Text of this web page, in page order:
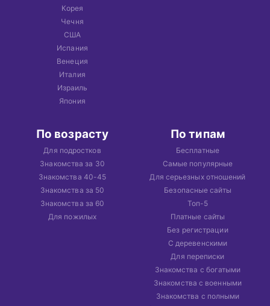
Корея
Чечня
США
Испания
Венеция
Италия
Израиль
Япония
По возрасту
Для подростков
Знакомства за 30
Знакомства 40-45
Знакомства за 50
Знакомства за 60
Для пожилых
По типам
Бесплатные
Самые популярные
Для серьезных отношений
Безопасные сайты
Топ-5
Платные сайты
Без регистрации
С деревенскими
Для переписки
Знакомства с богатыми
Знакомства с военными
Знакомства с полными